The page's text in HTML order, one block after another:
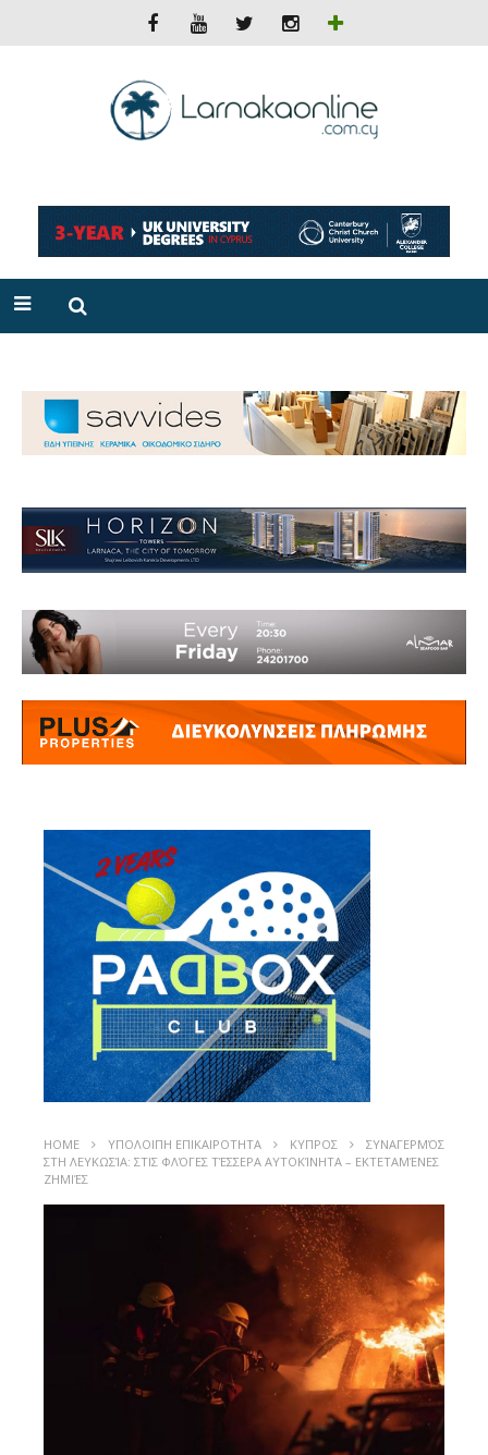
HOME ΥΠΟΛΟΙΠΗ ΕΠΙΚΑΙΡΟΤΗΤΑ ΚΥΠΡΟΣ
ΣΥΝΑΓΕΡΜΌΣ
ΣΤΗ ΛΕΥΚΩΣΊΑ: ΣΤΙΣ ΦΛΌΓΕΣ ΤΈΣΣΕΡΑ ΑΥΤΟΚΊΝΗΤΑ – ΕΚΤΕΤΑΜΈΝΕΣ
ΖΗΜΙΈΣ